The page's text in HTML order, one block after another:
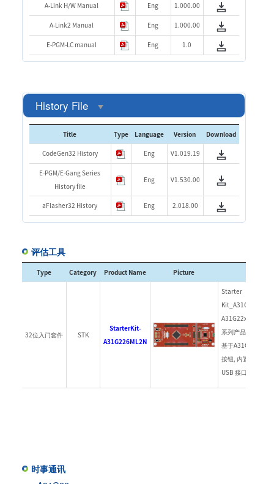
A-Link H/W Manual Eng 1.000.00
A-Link2 Manual Eng 1.000.00
E-PGM-LC manual Eng 1.0
History File
Title Type Language Version Download
CodeGen32 History Eng V1.019.19
E-PGM/E-Gang Series
History file
Eng V1.530.00
aFlasher32 History Eng 2.018.00
评估工具
Type Category Product Name Picture
32位入门套件 STK
StarterKit-
A31G226ML2N
Starter
A31G22x
系列产品开发各种
基于A31G22x
按钮, 内置调试用
USB 接口.
时事通讯